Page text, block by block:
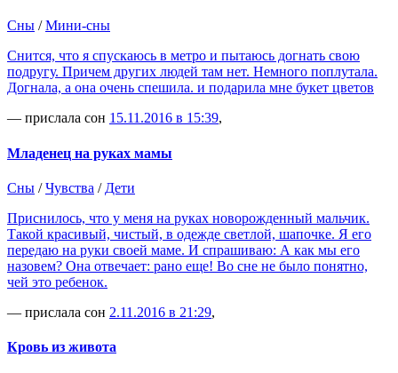
Сны /Мини-сны
Снится, что я спускаюсь в метро и пытаюсь догнать свою
подругу. Причем других людей там нет. Немного поплутала.
Догнала, а она очень спешила. и подарила мне букет цветов
— прислала сон 15.11.2016 в 15:39,
Младенец на руках мамы
Сны /Чувства / Дети
Приснилось, что у меня на руках новорожденный мальчик.
Такой красивый, чистый, в одежде светлой, шапочке. Я его
передаю на руки своей маме. И спрашиваю: А как мы его
назовем? Она отвечает: рано еще! Во сне не было понятно,
чей это ребенок.
— прислала сон 2.11.2016 в 21:29,
Кровь из живота